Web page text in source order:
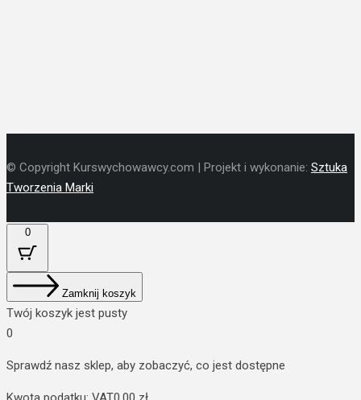
© Copyright Kurswychowawcy.com | Projekt i wykonanie: Sztuka
Tworzenia Marki
0
Zamknij koszyk
Twój koszyk jest pusty
0
Sprawdź nasz sklep, aby zobaczyć, co jest dostępne